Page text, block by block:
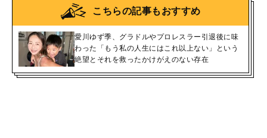
こちらの記事もおすすめ
愛川ゆず季、グラドルやプロレスラー引退後に味
わった「もう私の人生にはこれ以上ない」という
絶望とそれを救ったかけがえのない存在